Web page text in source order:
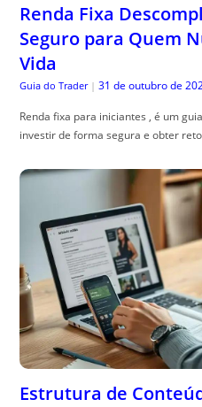
Renda Fixa
Seguro para Quem
Vida
Guia do Trader | 31 de outubro de
Renda fixa para iniciantes , é um
investir de forma segura e obter
Estrutura de